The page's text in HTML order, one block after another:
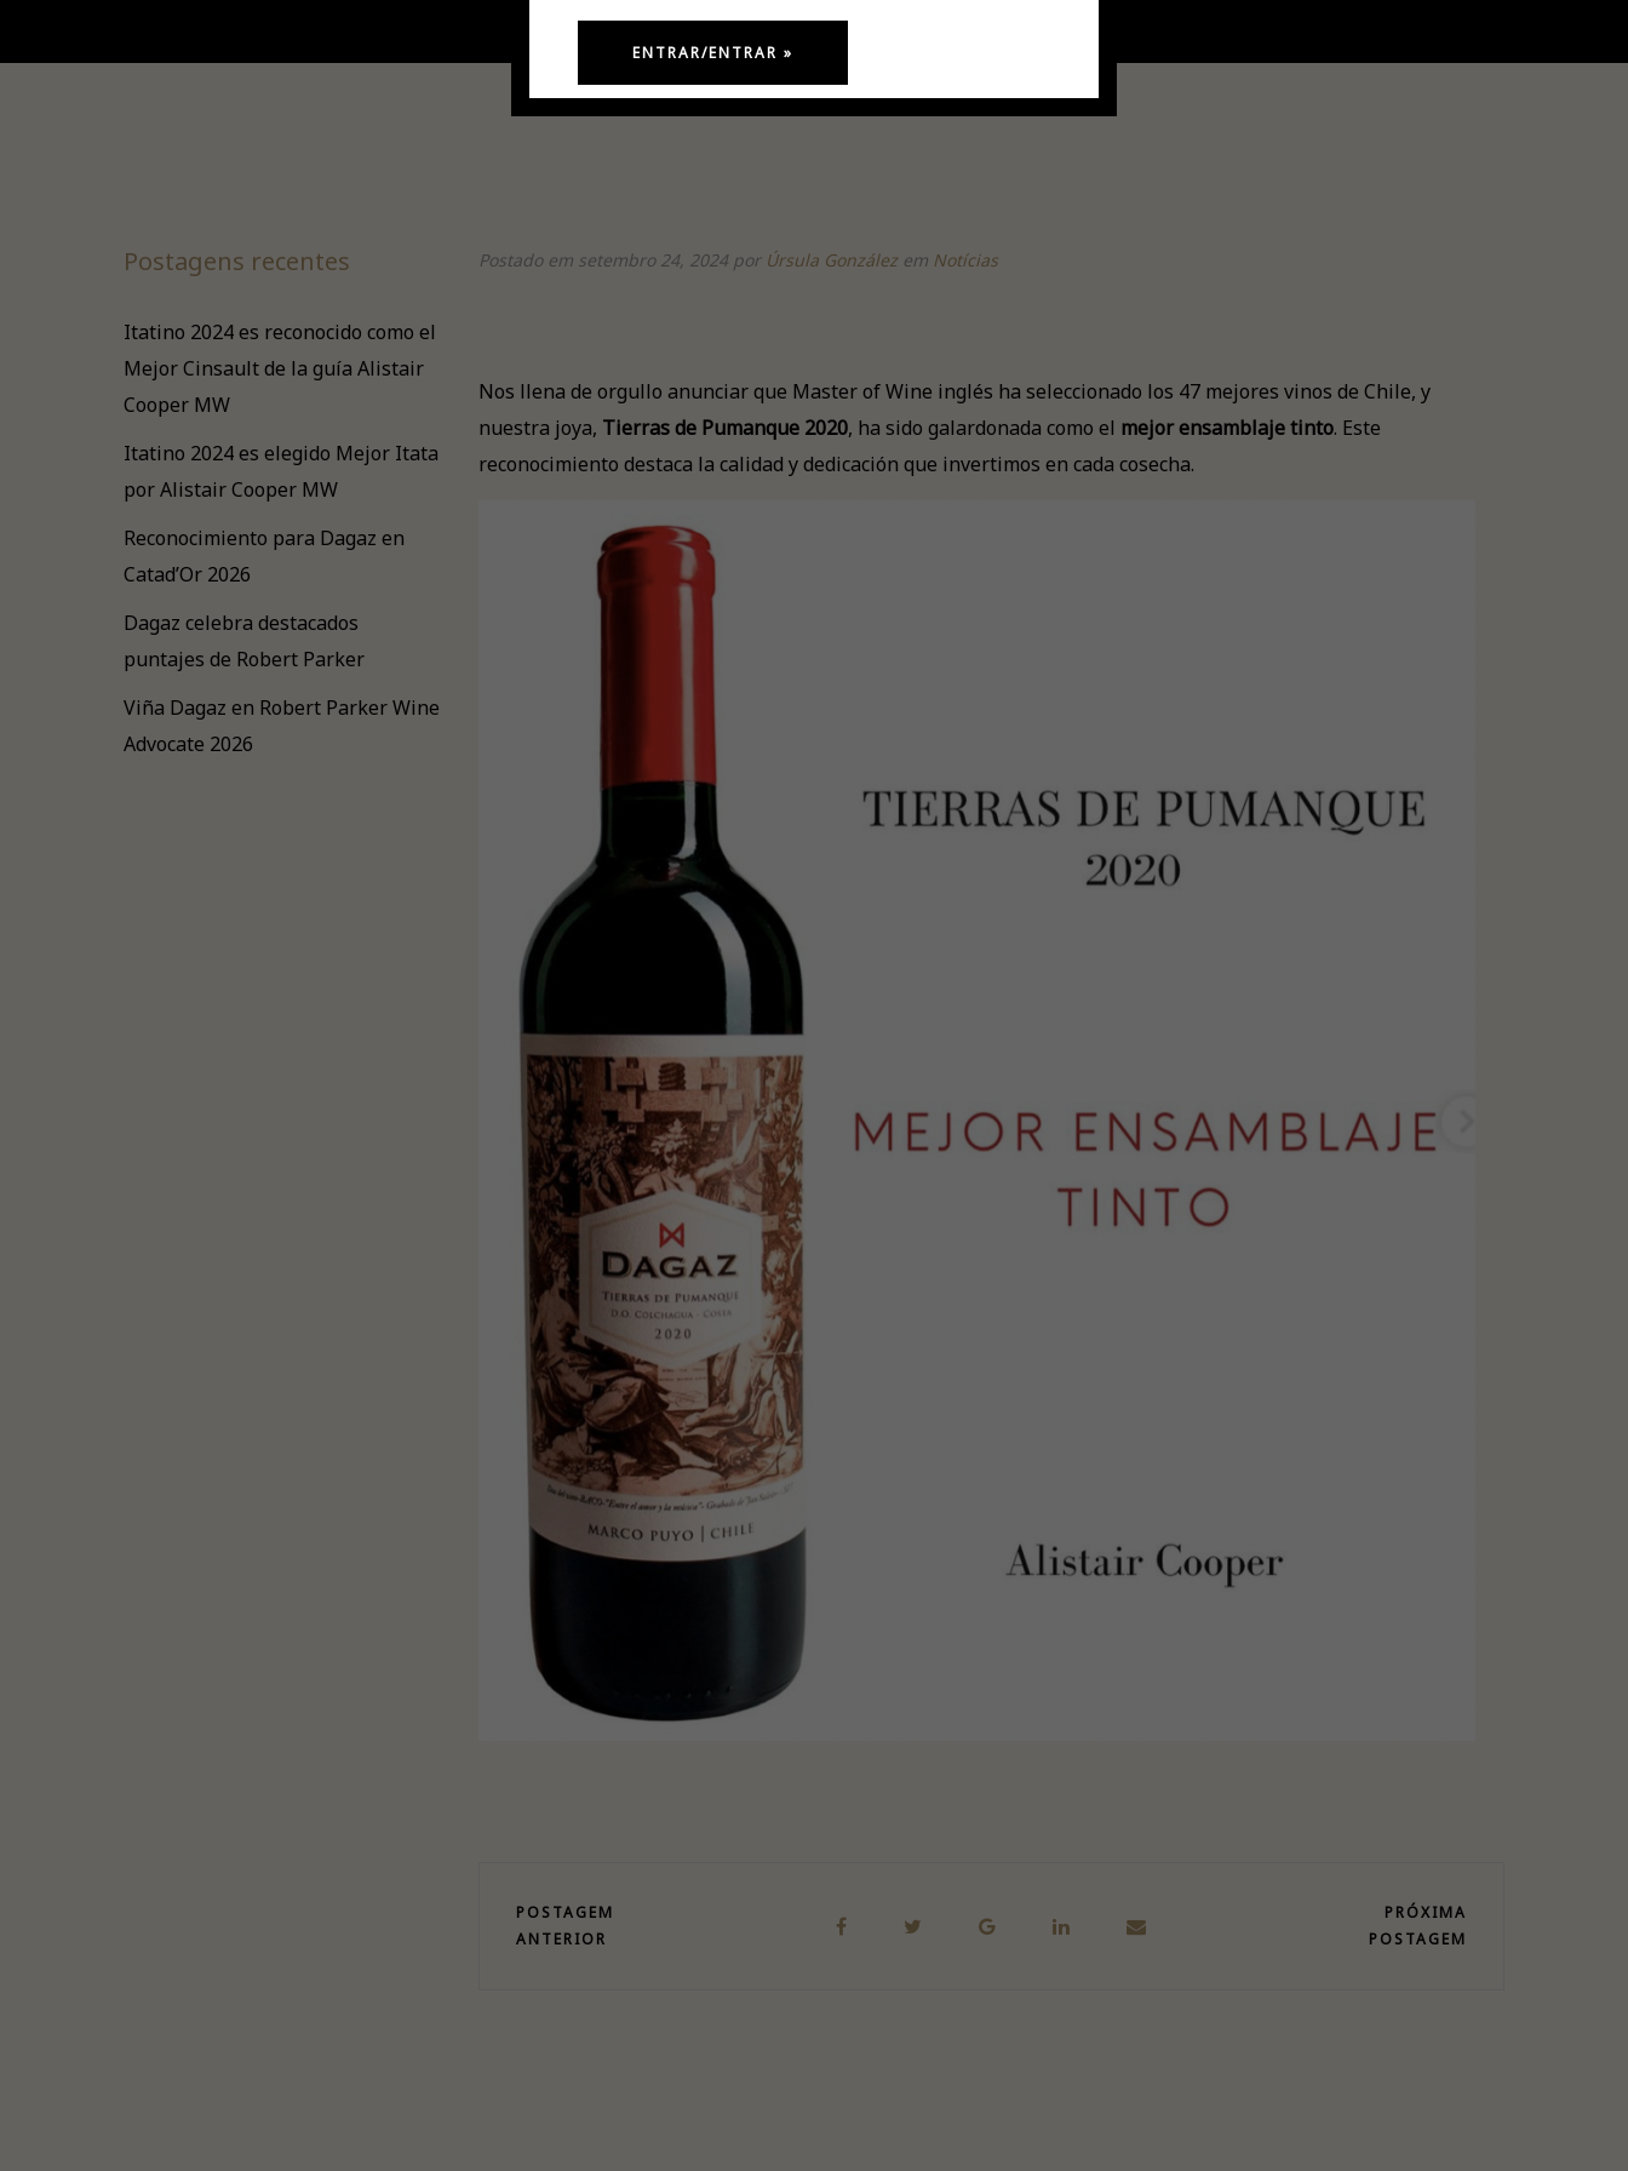
Postado em setembro 24, 2024 por Úrsula Gonzálezem Notícias
Nos llena de orgullo anunciar que Master of Wine inglés ha seleccionado los 47 mejores vinos de Chile, y
nuestra joya, Tierras de Pumanque 2020, ha sido galardonada como el mejor ensamblaje tinto. Este
reconocimiento destaca la calidad y dedicación que invertimos en cada cosecha.
POSTAGEM
ANTERIOR
PRÓXIMA
POSTAGEM
Postagens recentes
Itatino 2024 es reconocido como el
Mejor Cinsault de la guía Alistair
Cooper MW
Itatino 2024 es elegido Mejor Itata
por Alistair Cooper MW
Reconocimiento para Dagaz en
Catad’Or 2026
Dagaz celebra destacados
puntajes de Robert Parker
Viña Dagaz en Robert Parker Wine
Advocate 2026